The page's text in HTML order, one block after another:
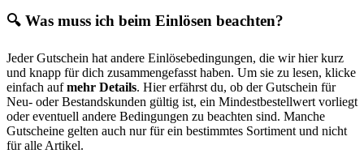
🔍 Was muss ich beim Einlösen beachten?
Jeder Gutschein hat andere Einlösebedingungen, die wir hier kurz
und knapp für dich zusammengefasst haben. Um sie zu lesen, klicke
einfach aufmehr Details. Hier erfährst du, ob der Gutschein für
Neu- oder Bestandskunden gültig ist, ein Mindestbestellwert vorliegt
oder eventuell andere Bedingungen zu beachten sind. Manche
Gutscheine gelten auch nur für ein bestimmtes Sortiment und nicht
für alle Artikel.